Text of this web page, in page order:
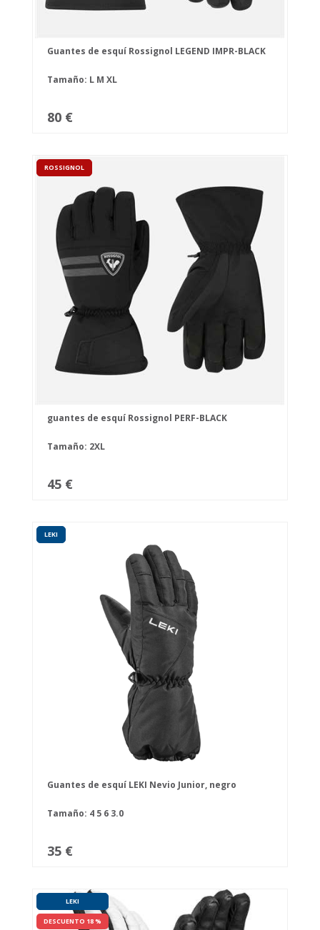
Guantes de esquí Rossignol LEGEND IMPR-BLACK
Tamaño: L M XL
80 €
ROSSIGNOL
guantes de esquí Rossignol PERF-BLACK
Tamaño: 2XL
45 €
LEKI
Guantes de esquí LEKI Nevio Junior, negro
Tamaño: 4 5 6 3.0
35 €
LEKI
DESCUENTO 18 %